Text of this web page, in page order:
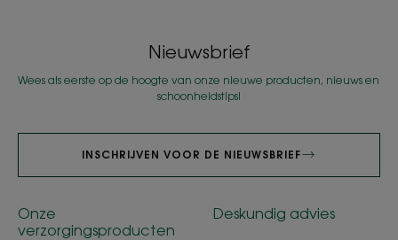
Nieuwsbrief
Wees als eerste op de hoogte van onze nieuwe producten, nieuws en
schoonheidstips!
INSCHRIJVEN VOOR DE NIEUWSBRIEF
Onze
verzorgingsproducten
Deskundig advies